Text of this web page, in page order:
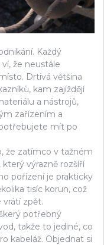
Každý
že neustále
Drtivá většina
kam zajíždějí
a nástrojů,
zařízením a
mít po
že zatímco v tažném
výrazně rozšíří
pořízení je prakticky
tisíc korun, což
vrátí zpět.
potřebný
takže to jediné, co
kabeláž. Objednat si